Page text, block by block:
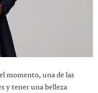
momento, una de las
y tener una belleza